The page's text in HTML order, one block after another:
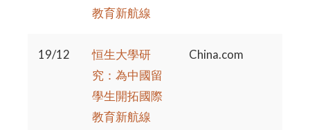
教育新航線
19/12
恒生大學研
究：為中國留
學生開拓國際
教育新航線
China.com